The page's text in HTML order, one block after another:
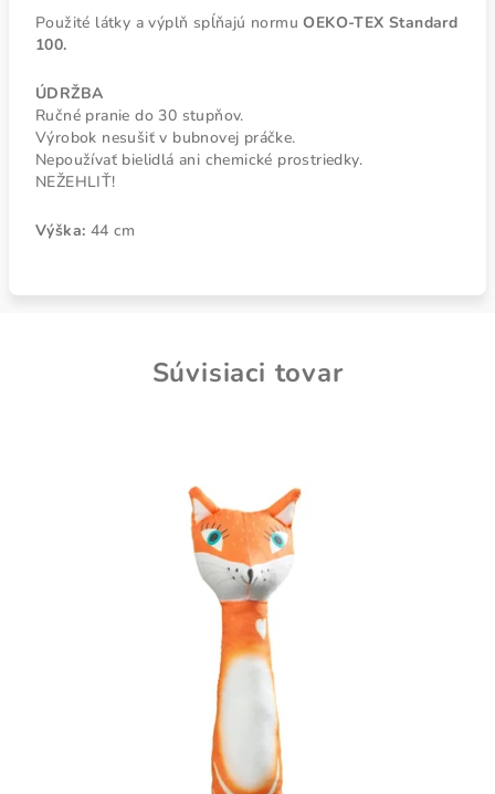
Použité látky a výplň spĺňajú normuOEKO-TEX Standard
100.
ÚDRŽBA
Ručné pranie do 30 stupňov.
Výrobok nesušiť v bubnovej práčke.
Nepoužívať bielidlá ani chemické prostriedky.
NEŽEHLIŤ!
Výška: 44 cm
Súvisiaci tovar